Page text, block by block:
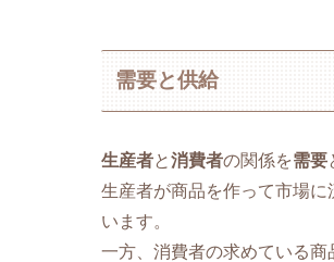
需要と供給
生産者と消費者の関係を需要
生産者が商品を作って市場
います。
一方、消費者の求めている